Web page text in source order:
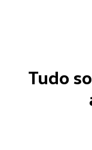
Tudo